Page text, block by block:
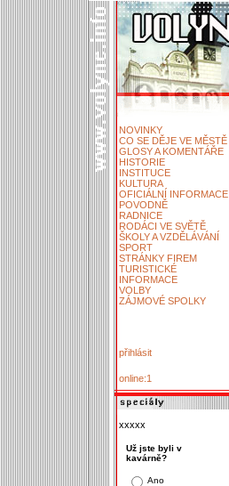
NOVINKY
CO SE DĚJE VE MĚSTĚ
GLOSY A KOMENTÁŘE
HISTORIE
INSTITUCE
KULTURA
OFICIÁLNÍ INFORMACE
POVODNĚ
RADNICE
RODÁCI VE SVĚTĚ
ŠKOLY A VZDĚLÁVÁNÍ
SPORT
STRÁNKY FIREM
TURISTICKÉ
INFORMACE
VOLBY
ZÁJMOVÉ SPOLKY
přihlásit
online:1
xxxxx
Už jste byli v
kavárně?
Ano